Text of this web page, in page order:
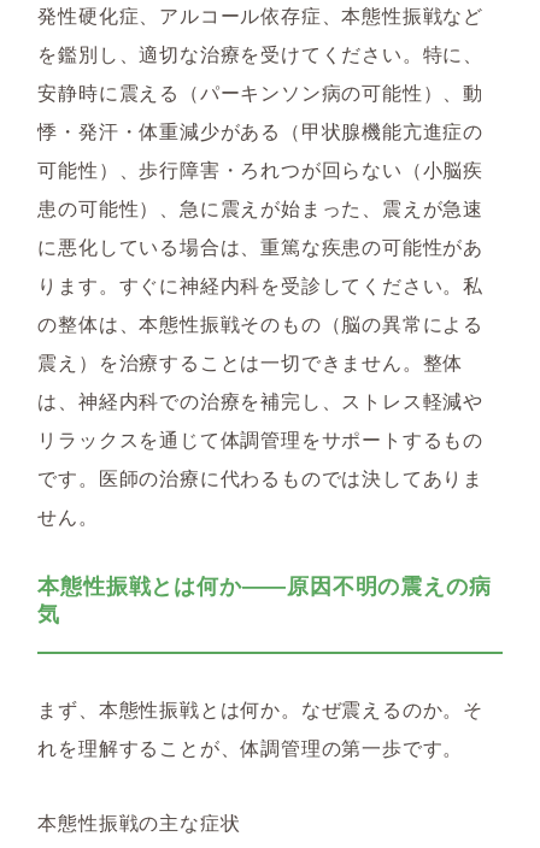
発性硬化症、アルコール依存症、本態性振戦など
を鑑別し、適切な治療を受けてください。特に、
安静時に震える（パーキンソン病の可能性）、動
悸・発汗・体重減少がある（甲状腺機能亢進症の
可能性）、歩行障害・ろれつが回らない（小脳疾
患の可能性）、急に震えが始まった、震えが急速
に悪化している場合は、重篤な疾患の可能性があ
ります。すぐに神経内科を受診してください。私
の整体は、本態性振戦そのもの（脳の異常による
震え）を治療することは一切できません。整体
は、神経内科での治療を補完し、ストレス軽減や
リラックスを通じて体調管理をサポートするもの
です。医師の治療に代わるものでは決してありま
せん。
本態性振戦とは何か――原因不明の震えの病
気
まず、本態性振戦とは何か。なぜ震えるのか。そ
れを理解することが、体調管理の第一歩です。
本態性振戦の主な症状